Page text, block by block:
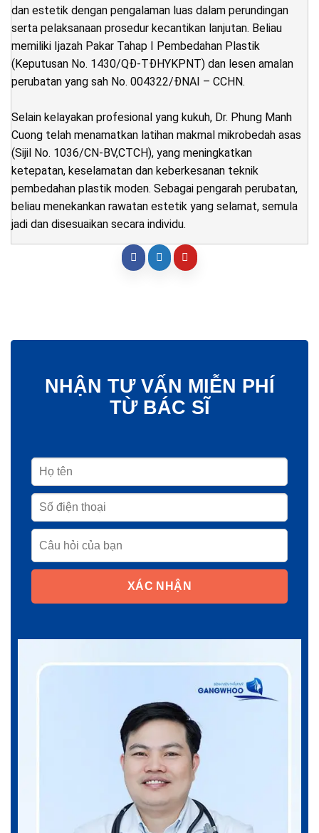
dan estetik dengan pengalaman luas dalam perundingan
serta pelaksanaan prosedur kecantikan lanjutan. Beliau
memiliki Ijazah Pakar Tahap I Pembedahan Plastik
(Keputusan No. 1430/QĐ-TĐHYKPNT) dan lesen amalan
perubatan yang sah No. 004322/ĐNAI – CCHN.
Selain kelayakan profesional yang kukuh, Dr. Phung Manh
Cuong telah menamatkan latihan makmal mikrobedah asas
(Sijil No. 1036/CN-BV,CTCH), yang meningkatkan
ketepatan, keselamatan dan keberkesanan teknik
pembedahan plastik moden. Sebagai pengarah perubatan,
beliau menekankan rawatan estetik yang selamat, semula
jadi dan disesuaikan secara individu.
NHẬN TƯ VẤN MIỄN PHÍ
TỪ BÁC SĨ
XÁC NHẬN